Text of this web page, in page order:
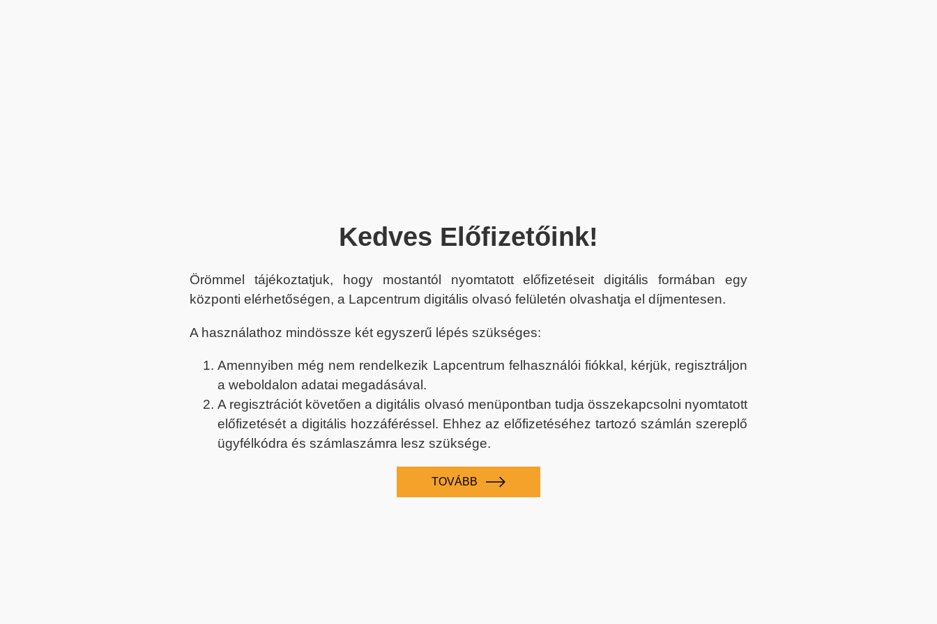
Kedves Előfizetőink!
Örömmel tájékoztatjuk, hogy mostantól nyomtatott előfizetéseit digitális formában egy
központi elérhetőségen, a Lapcentrum digitális olvasó felületén olvashatja el díjmentesen.
A használathoz mindössze két egyszerű lépés szükséges:
Amennyiben még nem rendelkezik Lapcentrum felhasználói fiókkal, kérjük, regisztráljon
a weboldalon adatai megadásával.
A regisztrációt követően a digitális olvasó menüpontban tudja összekapcsolni nyomtatott
előfizetését a digitális hozzáféréssel. Ehhez az előfizetéséhez tartozó számlán szereplő
ügyfélkódra és számlaszámra lesz szüksége.
TOVÁBB